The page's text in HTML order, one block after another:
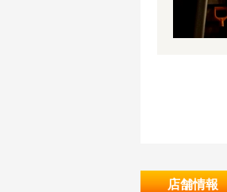
店舗情報